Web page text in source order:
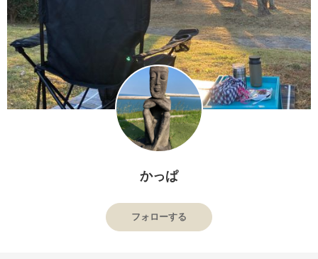
かっぱ
フォローする